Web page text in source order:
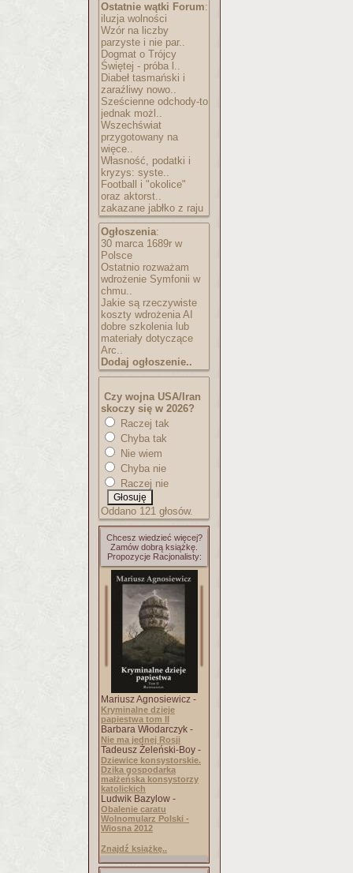
Ostatnie wątki Forum:
iluzja wolności
Wzór na liczby
parzyste i nie par..
Dogmat o Trójcy
Świętej - próba l..
Diabeł tasmański i
zaraźliwy nowo..
Sześcienne odchody-to
jednak możl..
Wszechświat
przygotowany na
więce..
Własność, podatki i
kryzys: syste..
Football i "okolice"
oraz aktorst..
zakazane jabłko z raju
Ogłoszenia:
30 marca 1689r w
Polsce
Ostatnio rozważam
wdrożenie Symfonii w
chmu..
Jakie są rzeczywiste
koszty wdrożenia AI
dobre szkolenia lub
materiały dotyczące
Arc..
Dodaj ogłoszenie..
Czy wojna USA/Iran
skoczy się w 2026?
Raczej tak
Chyba tak
Nie wiem
Chyba nie
Raczej nie
Oddano 121 głosów.
Chcesz wiedzieć więcej?
Zamów dobrą książkę.
Propozycje Racjonalisty:
Mariusz Agnosiewicz -
Kryminalne dzieje
papiestwa tom II
Barbara Włodarczyk -
Nie ma jednej Rosji
Tadeusz Żeleński-Boy -
Dziewice konsystorskie.
Dzika gospodarka
małżeńska konsystorzy
katolickich
Ludwik Bazylow -
Obalenie caratu
Wolnomularz Polski -
Wiosna 2012
Znajdź książkę..